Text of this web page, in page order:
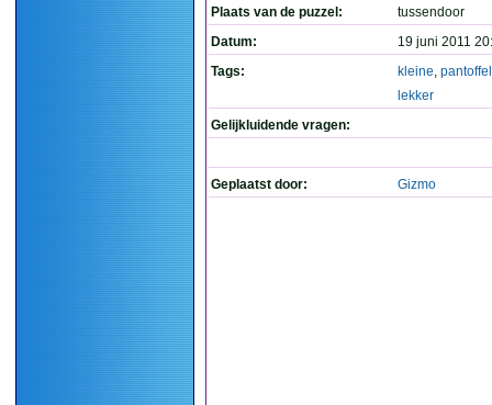
Plaats van de puzzel:
tussendoor
Datum:
19 juni 2011
Tags:
kleine,
lekker
Gelijkluidende vragen:
Geplaatst door: Gizmo